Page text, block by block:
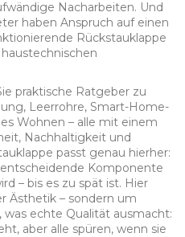
Nacharbeiten. Und
haben Anspruch auf einen
Rückstauklappe
haustechnischen
praktische Ratgeber zu
Leerrohre, Smart-Home-
Wohnen – alle mit einem
Nachhaltigkeit und
passt genau hierher:
Komponente
– bis es zu spät ist. Hier
Ästhetik – sondern um
was echte Qualität ausmacht:
aber alle spüren, wenn sie